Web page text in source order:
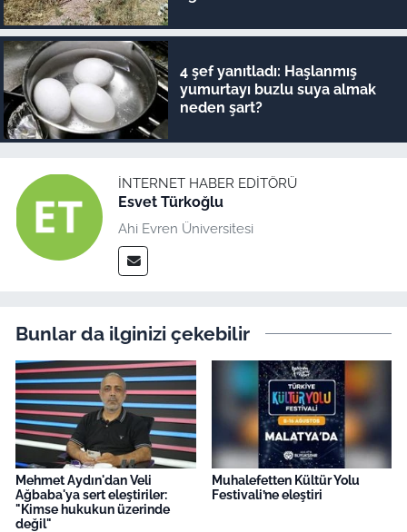
4 şef yanıtladı: Haşlanmış
yumurtayı buzlu suya almak
neden şart?
İNTERNET HABER EDITÖRÜ
Esvet Türkoğlu
Ahi Evren Üniversitesi
Bunlar da ilginizi çekebilir
Mehmet Aydın'dan Veli
Ağbaba'ya sert eleştiriler:
"Kimse hukukun üzerinde
değil"
Muhalefetten Kültür Yolu
Festivali’ne eleştiri